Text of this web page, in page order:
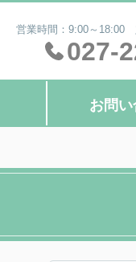
営業時間：9:00～18:00
027-
お問